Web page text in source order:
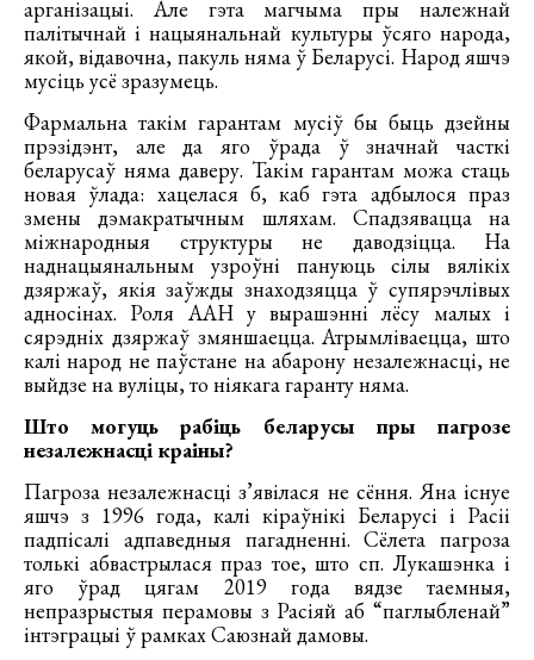
арганізацыі. Але гэта магчыма пры належнай
палітычнай і нацыянальнай культуры ўсяго народа,
якой, відавочна, пакуль няма ў Беларусі. Народ яшчэ
мусіць усё зразумець.
Фармальна такім гарантам мусіў бы быць дзейны
прэзідэнт, але да яго ўрада ў значнай часткі
беларусаў няма даверу. Такім гарантам можа стаць
новая ўлада: хацелася б, каб гэта адбылося праз
змены дэмакратычным шляхам. Спадзявацца на
міжнародныя структуры не даводзіцца. На
наднацыянальным узроўні пануюць сілы вялікіх
дзяржаў, якія заўжды знаходзяцца ў супярэчлівых
адносінах. Роля ААН у вырашэнні лёсу малых і
сярэдніх дзяржаў змяншаецца. Атрымліваецца, што
калі народ не паўстане на абарону незалежнасці, не
выйдзе на вуліцы, то ніякага гаранту няма.
Што могуць рабіць беларусы пры пагрозе
незалежнасці краіны?
Пагроза незалежнасці з’явілася не сёння. Яна існуе
яшчэ з 1996 года, калі кіраўнікі Беларусі і Расіі
падпісалі адпаведныя пагадненні. Сёлета пагроза
толькі абвастрылася праз тое, што сп. Лукашэнка і
яго ўрад цягам 2019 года вядзе таемныя,
непразрыстыя перамовы з Расіяй аб “паглыбленай”
інтэграцыі ў рамках Саюзнай дамовы.